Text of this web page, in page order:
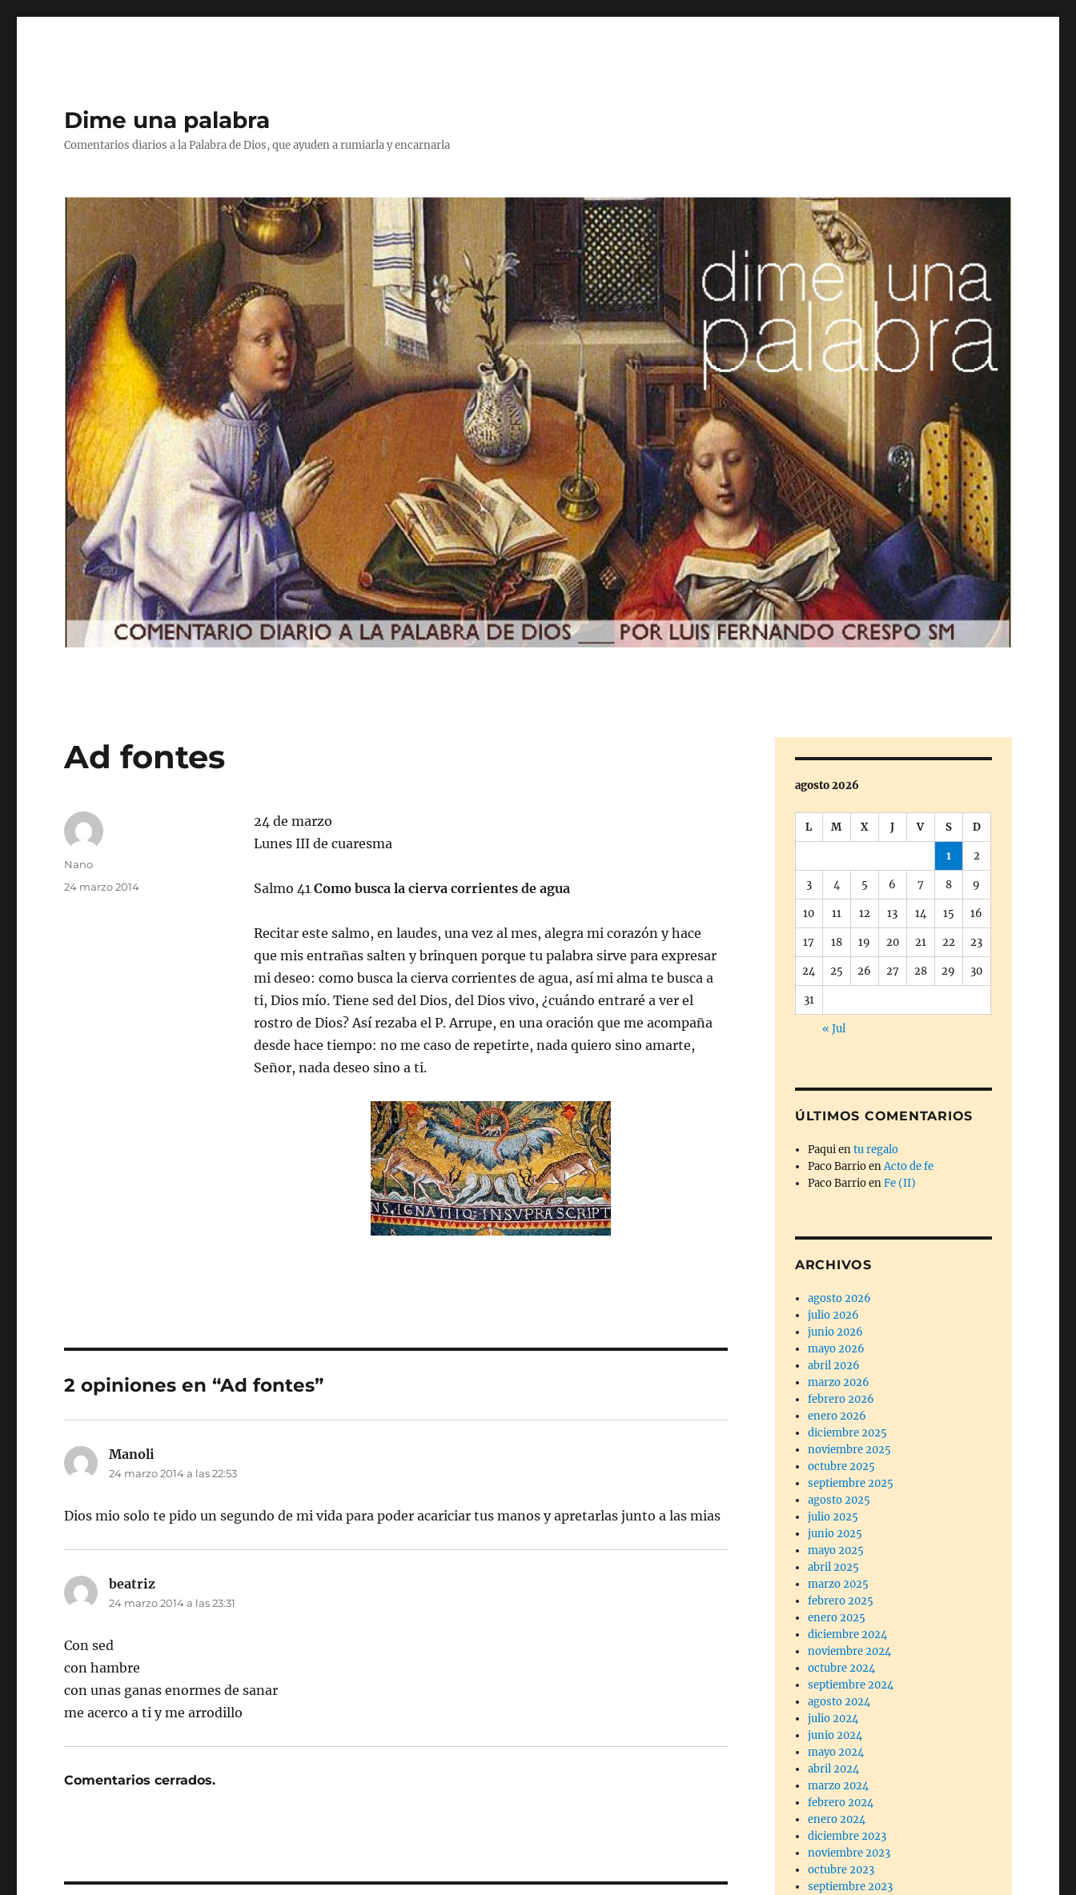
Dime una palabra
Comentarios diarios a la Palabra de Dios, que ayuden a rumiarla y encarnarla
Ad fontes
24 de marzo
Lunes III de cuaresma
Salmo 41 Como busca la cierva corrientes de agua
Recitar este salmo, en laudes, una vez al mes, alegra mi corazón y hace
que mis entrañas salten y brinquen porque tu palabra sirve para expresar
mi deseo: como busca la cierva corrientes de agua, así mi alma te busca a
ti, Dios mío. Tiene sed del Dios, del Dios vivo, ¿cuándo entraré a ver el
rostro de Dios? Así rezaba el P. Arrupe, en una oración que me acompaña
desde hace tiempo: no me caso de repetirte, nada quiero sino amarte,
Señor, nada deseo sino a ti.
Autor
Nano
Publicado
24 marzo 2014
2 opiniones en “Ad fontes”
Manoli
24 marzo 2014 a las 22:53
Dios mio solo te pido un segundo de mi vida para poder acariciar tus manos y apretarlas junto a las mias
beatriz
24 marzo 2014 a las 23:31
Con sed
con hambre
con unas ganas enormes de sanar
me acerco a ti y me arrodillo
Comentarios cerrados.
agosto 2026
L M X J V S D
1 2
3 4 5 6 7 8 9
10 11 12 13 14 15 16
17 18 19 20 21 22 23
24 25 26 27 28 29 30
31
« Jul
ÚLTIMOS COMENTARIOS
Paquientu regalo
Paco BarrioenActo de fe
Paco BarrioenFe (II)
ARCHIVOS
agosto 2026
julio 2026
junio 2026
mayo 2026
abril 2026
marzo 2026
febrero 2026
enero 2026
diciembre 2025
noviembre 2025
octubre 2025
septiembre 2025
agosto 2025
julio 2025
junio 2025
mayo 2025
abril 2025
marzo 2025
febrero 2025
enero 2025
diciembre 2024
noviembre 2024
octubre 2024
septiembre 2024
agosto 2024
julio 2024
junio 2024
mayo 2024
abril 2024
marzo 2024
febrero 2024
enero 2024
diciembre 2023
noviembre 2023
octubre 2023
septiembre 2023